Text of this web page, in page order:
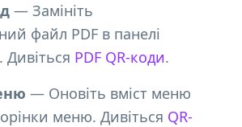
— Замініть
файл PDF в панелі
Дивіться PDF QR-коди.
— Оновіть вміст меню
меню. Дивіться QR-